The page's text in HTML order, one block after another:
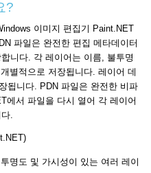
?
이미지 편집기 Paint.NET
파일은 완전한 편집 메타데이터
니다. 각 레이어는 이름, 불투명
별적으로 저장됩니다. 레이어 데
됩니다. PDN 파일은 완전한 비파
에서 파일을 다시 열어 각 레이어
.
명도 및 가시성이 있는 여러 레이